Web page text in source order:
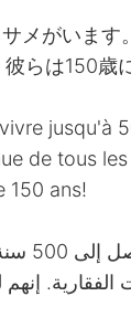
メがいま
らは150歳
jusqu'à
de tous
150 ans!